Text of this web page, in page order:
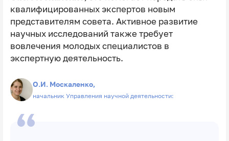
квалифицированных экспертов новым
представителям совета. Активное развитие
научных исследований также требует
вовлечения молодых специалистов в
экспертную деятельность.
О.И. Москаленко,
начальник Управления научной деятельности: